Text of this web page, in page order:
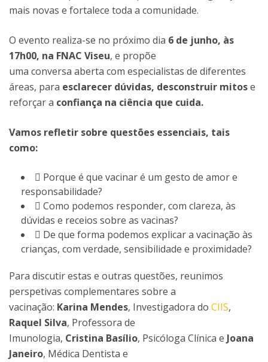
mais novas e fortalece toda a comunidade.
O evento realiza-se no próximo dia 6 de junho, às
17h00, na FNAC Viseu, e propõe
uma conversa aberta com especialistas de diferentes
áreas, para esclarecer dúvidas, desconstruir mitose
reforçar a confiança na ciência que cuida.
Vamos refletir sobre questões essenciais, tais
como:
 Porque é que vacinar é um gesto de amor e
responsabilidade?
 Como podemos responder, com clareza, às
dúvidas e receios sobre as vacinas?
 De que forma podemos explicar a vacinação às
crianças, com verdade, sensibilidade e proximidade?
Para discutir estas e outras questões, reunimos
perspetivas complementares sobre a
vacinação: Karina Mendes, Investigadora do CIIS,
Raquel Silva, Professora de
Imunologia, Cristina Basílio, Psicóloga Clínica e Joana
Janeiro, Médica Dentista e